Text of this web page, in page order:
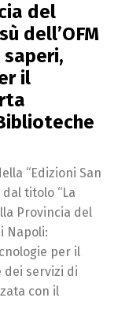
del
dell’OFM
il
“Edizioni San
titolo “La
Provincia del
Napoli:
per il
dei servizi di
con il